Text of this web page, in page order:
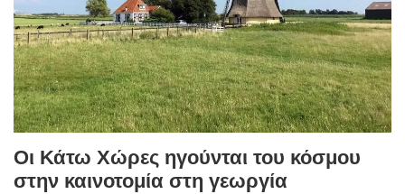
Οι Κάτω Χώρες ηγούνται του κόσμου
στην καινοτομία στη γεωργία